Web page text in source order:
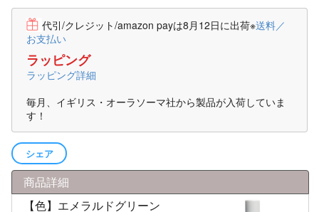
代引/クレジット/amazon payは8月12日に出荷※送料／
お支払い
ラッピング
ラッピング詳細
毎月、イギリス・オーラソーマ社から製品が入荷していま
す！
シェア
商品詳細
【色】エメラルドグリーン